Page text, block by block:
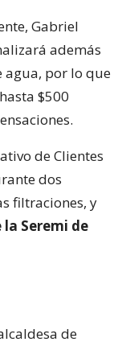
Gabriel
además
agua, por lo que
$500
de Clientes
dos
filtraciones, y
Seremi de
de